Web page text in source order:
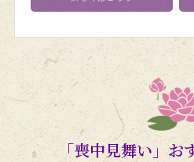
「喪中見舞い」お